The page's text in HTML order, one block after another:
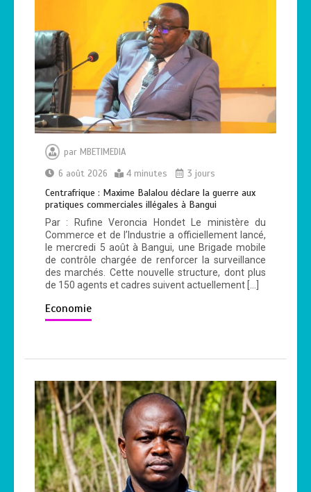
par MBETIMEDIA
6 août 2026
4 minutes 3 jours
Centrafrique : Maxime Balalou déclare la guerre aux
pratiques commerciales illégales à Bangui
Par : Rufine Veroncia Hondet Le ministère du
Commerce et de l’Industrie a officiellement lancé,
le mercredi 5 août​ à Bangui, une Brigade mobile
de contrôle chargée de renforcer la surveillance
des marchés. Cette nouvelle structure, dont plus
de 150 agents et cadres suivent actuellement […]
Economie